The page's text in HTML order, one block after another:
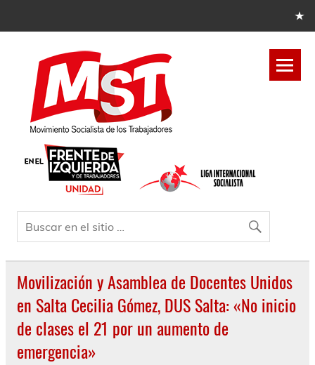
Movilización y Asamblea de Docentes Unidos
en Salta Cecilia Gómez, DUS Salta: «No inicio
de clases el 21 por un aumento de
emergencia»